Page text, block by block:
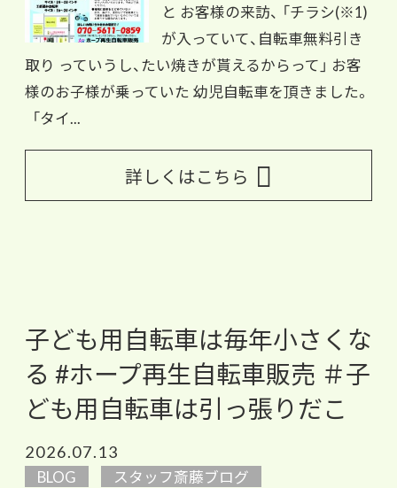
と お客様の来訪、 「チラシ(※1)
が入っていて、自転車無料引き
取り っていうし、たい焼きが貰えるからって」 お客
様のお子様が乗っていた 幼児自転車を頂きました。
「タイ...
詳しくはこちら
子ども用自転車は毎年小さくな
る #ホープ再生自転車販売 ＃子
ども用自転車は引っ張りだこ
2026.07.13
BLOG スタッフ斎藤ブログ